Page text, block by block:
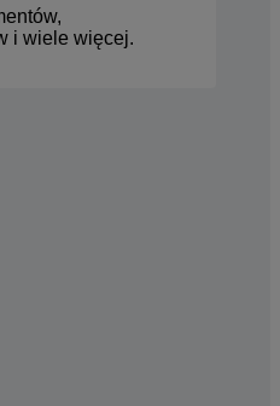
i wiele więcej.